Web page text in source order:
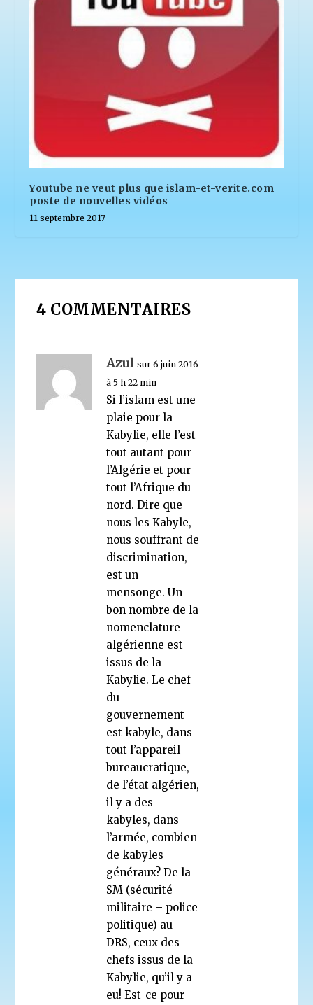
Youtube ne veut plus que islam-et-verite.com
poste de nouvelles vidéos
11 septembre 2017
4 COMMENTAIRES
Azul sur 6 juin 2016
à 5 h 22 min
Si l’islam est une
plaie pour la
Kabylie, elle l’est
tout autant pour
l’Algérie et pour
tout l’Afrique du
nord. Dire que
nous les Kabyle,
nous souffrant de
discrimination,
est un
mensonge. Un
bon nombre de la
nomenclature
algérienne est
issus de la
Kabylie. Le chef
du
gouvernement
est kabyle, dans
tout l’appareil
bureaucratique,
de l’état algérien,
il y a des
kabyles, dans
l’armée, combien
de kabyles
généraux? De la
SM (sécurité
militaire – police
politique) au
DRS, ceux des
chefs issus de la
Kabylie, qu’il y a
eu! Est-ce pour